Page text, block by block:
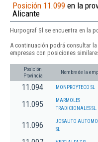
Posición 11.099 en la
Alicante
Hurpograf Sl se encuentra en la
A continuación podrá consultar
empresas con posiciones
Posición
Provincia
Nombre de la
11.094 MONPROYTECO SL
11.095
MARMOLES
TRADICIONALES SL.
11.096
JOSAUTO
SL